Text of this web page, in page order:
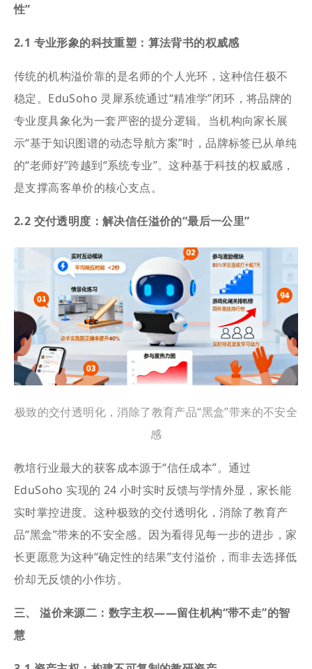
性”
2.1 专业形象的科技重塑：算法背书的权威感
传统的机构溢价靠的是名师的个人光环，这种信任极不
稳定。EduSoho 灵犀系统通过“精准学”闭环，将品牌的
专业度具象化为一套严密的提分逻辑。当机构向家长展
示“基于知识图谱的动态导航方案”时，品牌标签已从单纯
的“老师好”跨越到“系统专业”。这种基于科技的权威感，
是支撑高客单价的核心支点。
2.2 交付透明度：解决信任溢价的“最后一公里”
极致的交付透明化，消除了教育产品“黑盒”带来的不安全
感
教培行业最大的获客成本源于“信任成本”。通过
EduSoho 实现的 24 小时实时反馈与学情外显，家长能
实时掌控进度。这种极致的交付透明化，消除了教育产
品“黑盒”带来的不安全感。因为看得见每一步的进步，家
长更愿意为这种“确定性的结果”支付溢价，而非去选择低
价却无反馈的小作坊。
三、 溢价来源二：数字主权——留住机构“带不走”的智
慧